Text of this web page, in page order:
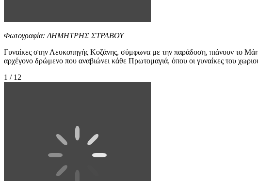
Φωτογραφία: ΔΗΜΗΤΡΗΣ ΣΤΡΑΒΟΥ
Γυναίκες στην Λευκοπηγής Κοζάνης, σύμφωνα με την παράδοση, πιάνουν το
αρχέγονο δρώμενο που αναβιώνει κάθε Πρωτομαγιά, όπου οι γυναίκες του
1 / 12